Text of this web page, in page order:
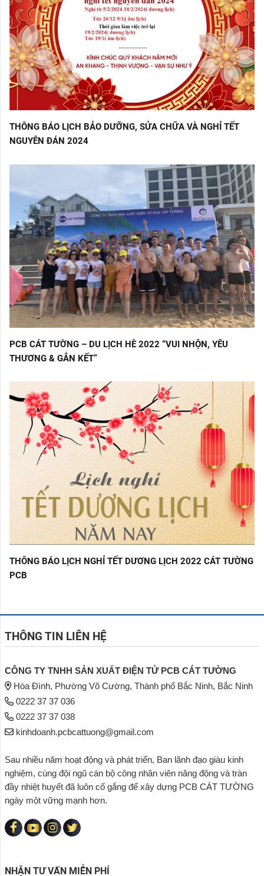
THÔNG BÁO LỊCH BẢO DƯỠNG, SỬA CHỮA VÀ NGHỈ TẾT
NGUYÊN ĐÁN 2024
PCB CÁT TƯỜNG – DU LỊCH HÈ 2022 “VUI NHỘN, YÊU
THƯƠNG & GẮN KẾT”
THÔNG BÁO LỊCH NGHỈ TẾT DƯƠNG LỊCH 2022 CÁT TƯỜNG
PCB
THÔNG TIN LIÊN HỆ
CÔNG TY TNHH SẢN XUẤT ĐIỆN TỬ PCB CÁT TƯỜNG
Hòa Đình, Phường Võ Cường, Thành phố Bắc Ninh, Bắc Ninh
0222 37 37 036
0222 37 37 038
kinhdoanh.pcbcattuong@gmail.com
Sau nhiều năm hoạt động và phát triển, Ban lãnh đạo giàu kinh
nghiệm, cùng đội ngũ cán bộ công nhân viên năng động và tràn
đầy nhiệt huyết đã luôn cố gắng để xây dựng PCB CÁT TƯỜNG
ngày một vững mạnh hơn.
NHẬN TƯ VẤN MIỄN PHÍ